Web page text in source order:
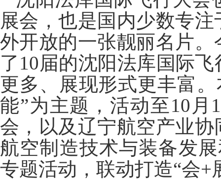
展会，也是国内少数专
外开放的一张靓丽名片
了10届的沈阳法库国际
更多、展现形式更丰富
能”为主题，活动至10
会，以及辽宁航空产业
航空制造技术与装备发
专题活动，联动打造“会+